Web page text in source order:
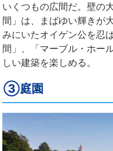
いくつもの広間だ。壁の
間」は、まばゆい輝きが
みにいたオイゲン公を忍
間」、「マーブル・ホー
しい建築を楽しめる。
③庭園